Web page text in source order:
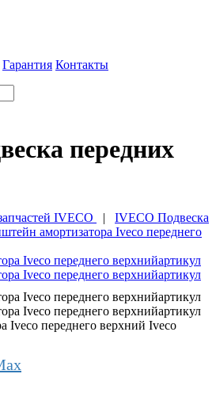
Гарантия Контакты
передних
IVECO | IVECO Подвеска
амортизатора Iveco переднего
Iveco переднего верхний Iveco